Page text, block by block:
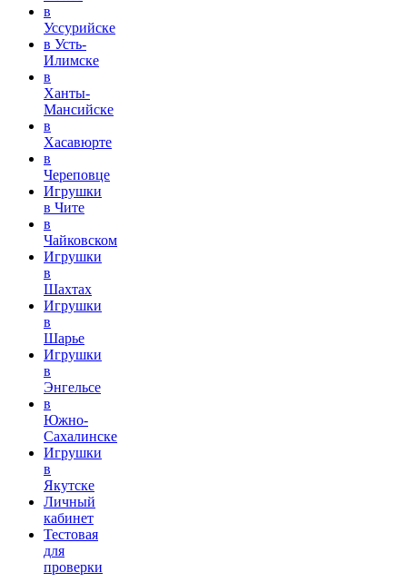
в
Уссурийске
в Усть-
Илимске
в
Ханты-
Мансийске
в
Хасавюрте
в
Череповце
Игрушки
в Чите
в
Чайковском
Игрушки
в
Шахтах
Игрушки
в
Шарье
Игрушки
в
Энгельсе
в
Южно-
Сахалинске
Игрушки
в
Якутске
Личный
кабинет
Тестовая
для
проверки